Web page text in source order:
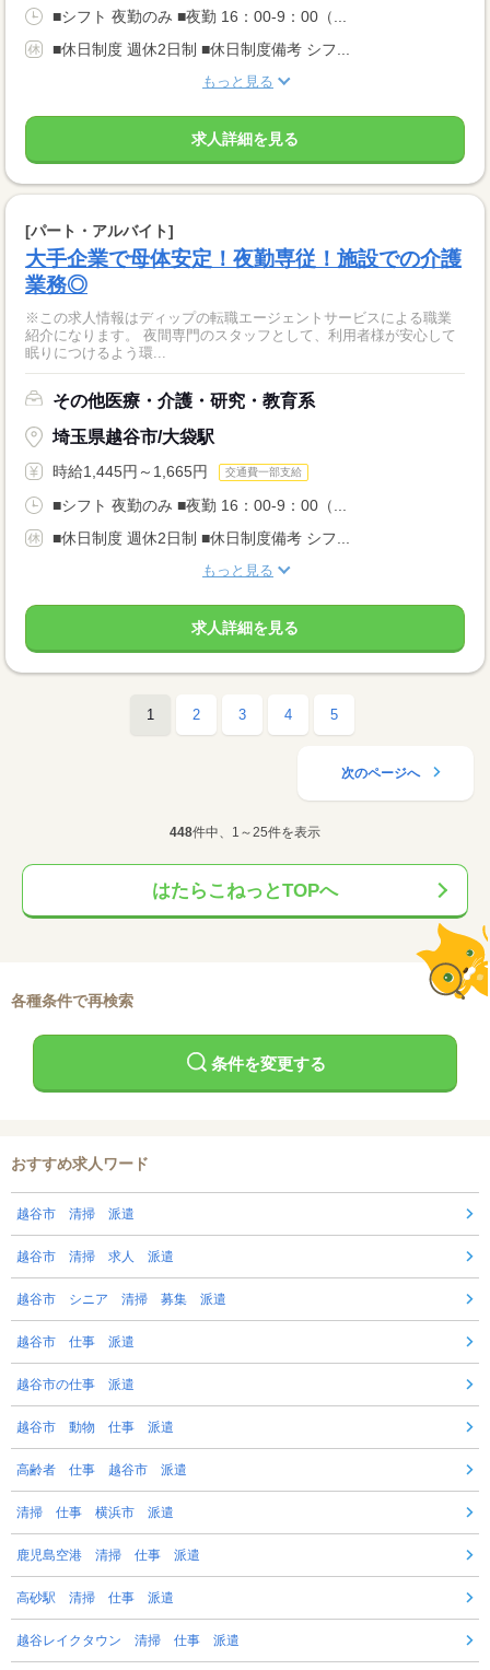
■シフト 夜勤のみ ■夜勤 16：00-9：00（...
■休日制度 週休2日制 ■休日制度備考 シフ...
もっと見る
求人詳細を見る
[パート・アルバイト]
大手企業で母体安定！夜勤専従！施設での介護
業務◎
※この求人情報はディップの転職エージェントサービスによる職業
紹介になります。 夜間専門のスタッフとして、利用者様が安心して
眠りにつけるよう環...
その他医療・介護・研究・教育系
埼玉県越谷市/大袋駅
時給1,445円～1,665円 交通費一部支給
■シフト 夜勤のみ ■夜勤 16：00-9：00（...
■休日制度 週休2日制 ■休日制度備考 シフ...
もっと見る
求人詳細を見る
1 2 3 4 5
次のページへ
448件中、1～25件を表示
はたらこねっとTOPへ
各種条件で再検索
条件を変更する
おすすめ求人ワード
越谷市 清掃 派遣
越谷市 清掃 求人 派遣
越谷市 シニア 清掃 募集 派遣
越谷市 仕事 派遣
越谷市の仕事 派遣
越谷市 動物 仕事 派遣
高齢者 仕事 越谷市 派遣
清掃 仕事 横浜市 派遣
鹿児島空港 清掃 仕事 派遣
高砂駅 清掃 仕事 派遣
越谷レイクタウン 清掃 仕事 派遣